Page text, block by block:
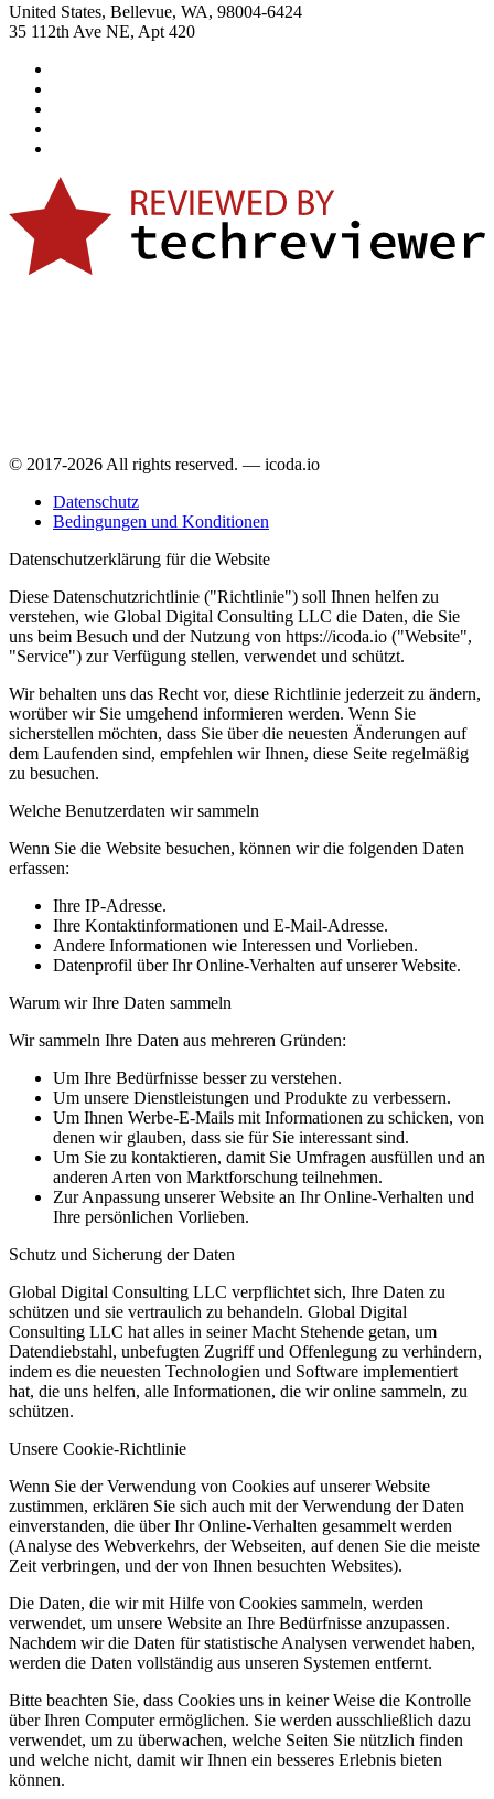
United States, Bellevue, WA, 98004-6424
35 112th Ave NE, Apt 420
© 2017-2026 All rights reserved. — icoda.io
Datenschutz
Bedingungen und Konditionen
Datenschutzerklärung für die Website
Diese Datenschutzrichtlinie ("Richtlinie") soll Ihnen helfen zu
verstehen, wie Global Digital Consulting LLC die Daten, die Sie
uns beim Besuch und der Nutzung von https://icoda.io ("Website",
"Service") zur Verfügung stellen, verwendet und schützt.
Wir behalten uns das Recht vor, diese Richtlinie jederzeit zu ändern,
worüber wir Sie umgehend informieren werden. Wenn Sie
sicherstellen möchten, dass Sie über die neuesten Änderungen auf
dem Laufenden sind, empfehlen wir Ihnen, diese Seite regelmäßig
zu besuchen.
Welche Benutzerdaten wir sammeln
Wenn Sie die Website besuchen, können wir die folgenden Daten
erfassen:
Ihre IP-Adresse.
Ihre Kontaktinformationen und E-Mail-Adresse.
Andere Informationen wie Interessen und Vorlieben.
Datenprofil über Ihr Online-Verhalten auf unserer Website.
Warum wir Ihre Daten sammeln
Wir sammeln Ihre Daten aus mehreren Gründen:
Um Ihre Bedürfnisse besser zu verstehen.
Um unsere Dienstleistungen und Produkte zu verbessern.
Um Ihnen Werbe-E-Mails mit Informationen zu schicken, von
denen wir glauben, dass sie für Sie interessant sind.
Um Sie zu kontaktieren, damit Sie Umfragen ausfüllen und an
anderen Arten von Marktforschung teilnehmen.
Zur Anpassung unserer Website an Ihr Online-Verhalten und
Ihre persönlichen Vorlieben.
Schutz und Sicherung der Daten
Global Digital Consulting LLC verpflichtet sich, Ihre Daten zu
schützen und sie vertraulich zu behandeln. Global Digital
Consulting LLC hat alles in seiner Macht Stehende getan, um
Datendiebstahl, unbefugten Zugriff und Offenlegung zu verhindern,
indem es die neuesten Technologien und Software implementiert
hat, die uns helfen, alle Informationen, die wir online sammeln, zu
schützen.
Unsere Cookie-Richtlinie
Wenn Sie der Verwendung von Cookies auf unserer Website
zustimmen, erklären Sie sich auch mit der Verwendung der Daten
einverstanden, die über Ihr Online-Verhalten gesammelt werden
(Analyse des Webverkehrs, der Webseiten, auf denen Sie die meiste
Zeit verbringen, und der von Ihnen besuchten Websites).
Die Daten, die wir mit Hilfe von Cookies sammeln, werden
verwendet, um unsere Website an Ihre Bedürfnisse anzupassen.
Nachdem wir die Daten für statistische Analysen verwendet haben,
werden die Daten vollständig aus unseren Systemen entfernt.
Bitte beachten Sie, dass Cookies uns in keiner Weise die Kontrolle
über Ihren Computer ermöglichen. Sie werden ausschließlich dazu
verwendet, um zu überwachen, welche Seiten Sie nützlich finden
und welche nicht, damit wir Ihnen ein besseres Erlebnis bieten
können.